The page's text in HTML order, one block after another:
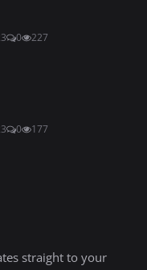
0 227
0 177
straight to your